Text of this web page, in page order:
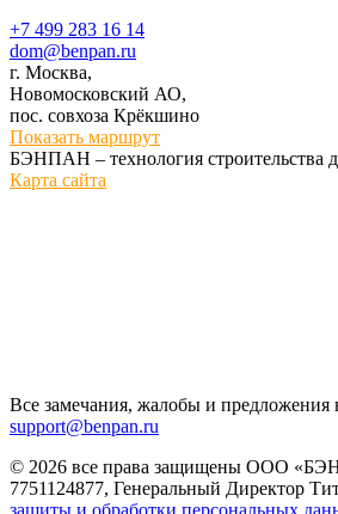
+7 499 283 16 14
dom@benpan.ru
г. Москва,
Новомосковский АО,
пос. совхоза Крёкшино
Показать маршрут
БЭНПАН – технология строительства
Карта сайта
Все замечания, жалобы и предложения
support@benpan.ru
© 2026 все права защищены ООО
7751124877, Генеральный Директор